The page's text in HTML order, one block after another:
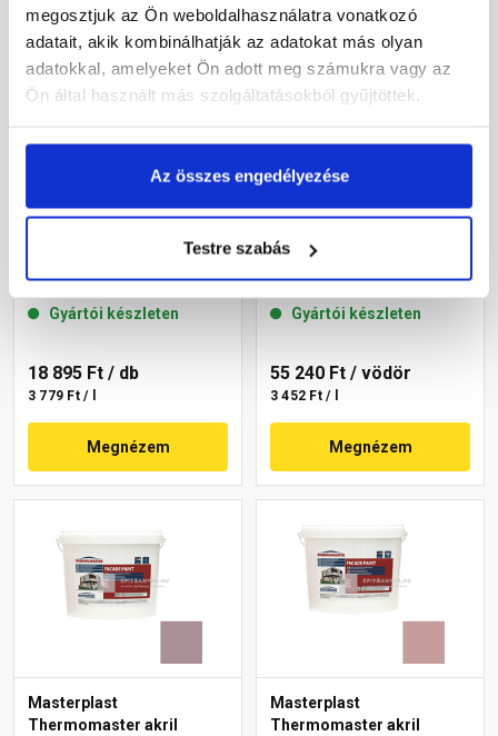
megosztjuk az Ön weboldalhasználatra vonatkozó
adatait, akik kombinálhatják az adatokat más olyan
adatokkal, amelyeket Ön adott meg számukra vagy az
Ön által használt más szolgáltatásokból gyűjtöttek.
Az összes engedélyezése
Testre szabás
homlokzatfesték 20-D 5 l
Gyártói készleten
18 895 Ft / db
3 779 Ft / l
Megnézem
Thermomaster akril
homlokzatfesték 13-C 16 l
Gyártói készleten
55 240 Ft / vödör
3 452 Ft / l
Megnézem
Masterplast
Thermomaster akril
Masterplast
Thermomaster akril